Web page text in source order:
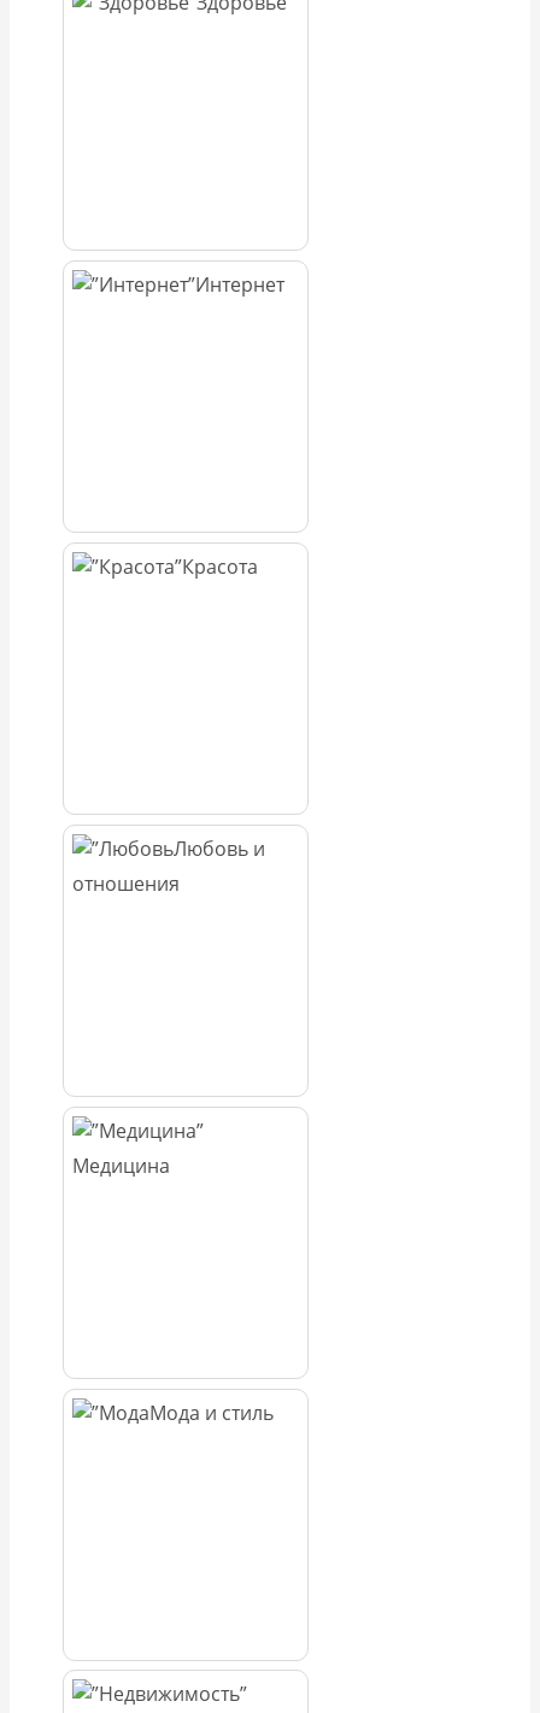
Интернет
Красота
Любовь и
отношения
Медицина
Мода и стиль